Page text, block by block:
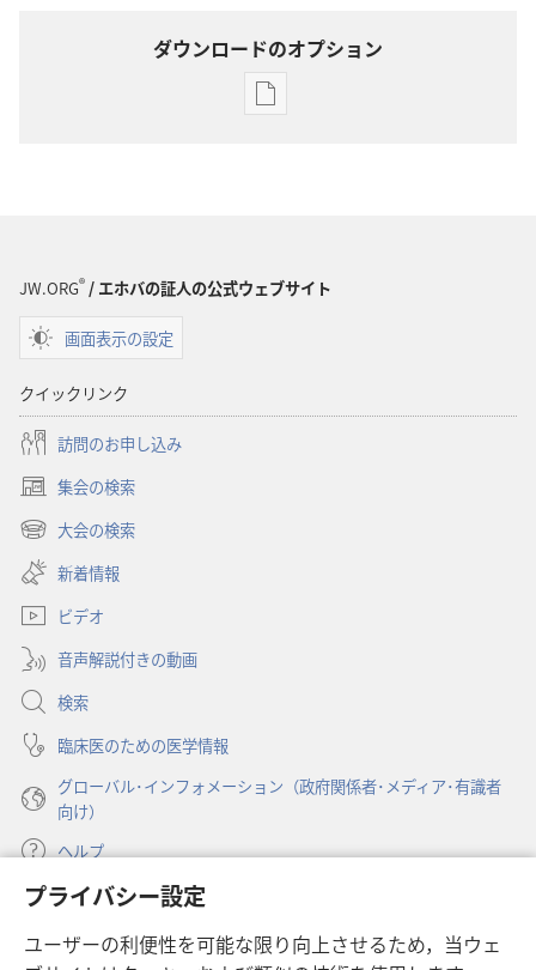
プライバシー設定
ユーザーの利便性を可能な限り向上させるため，当ウェ
ダウンロードのオプション
出
ン
JW.ORG®/ エホバの証人の公式ウェブサイト
画面表示の設定
クイックリンク
訪問のお申し込み
集会の検索
（新
し
タ
で
開
く）
大会の検索
（新
し
い
タ
ブ
で
開
く）
新着情報
ビデオ
音声解説付きの動画
検索
臨床医のための医学情報
グローバル･インフォメーション（政府関係者･メディア･有識者
向け）
ヘルプ
寄付
し